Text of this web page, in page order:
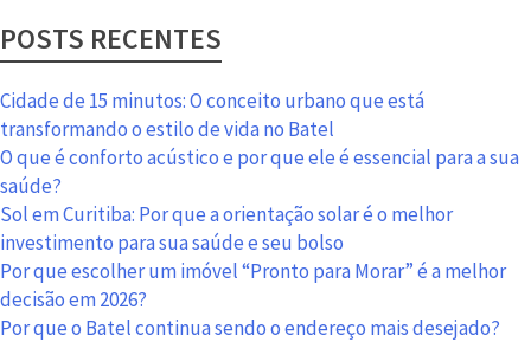
POSTS RECENTES
Cidade de 15 minutos: O conceito urbano que está
transformando o estilo de vida no Batel
O que é conforto acústico e por que ele é essencial para a sua
saúde?
Sol em Curitiba: Por que a orientação solar é o melhor
investimento para sua saúde e seu bolso
Por que escolher um imóvel “Pronto para Morar” é a melhor
decisão em 2026?
Por que o Batel continua sendo o endereço mais desejado?